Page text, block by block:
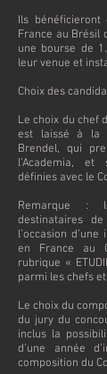
Ils bénéficieront
France au Brésil
une bourse de
leur venue et
Choix des
Le choix du chef
est laissé à la
Brendel, qui
l’Academia,
définies avec le
Remarque :
destinataires
l’occasion
en France au
rubrique «
parmi les chefs
Le choix du
du jury du
inclus la
d’une année
composition du